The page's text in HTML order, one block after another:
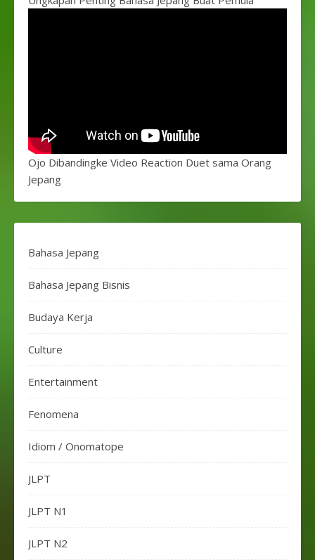
Ojo Dibandingke Video Reaction Duet sama Orang
Jepang
Bahasa Jepang
Bahasa Jepang Bisnis
Budaya Kerja
Culture
Entertainment
Fenomena
Idiom / Onomatope
JLPT
JLPT N1
JLPT N2